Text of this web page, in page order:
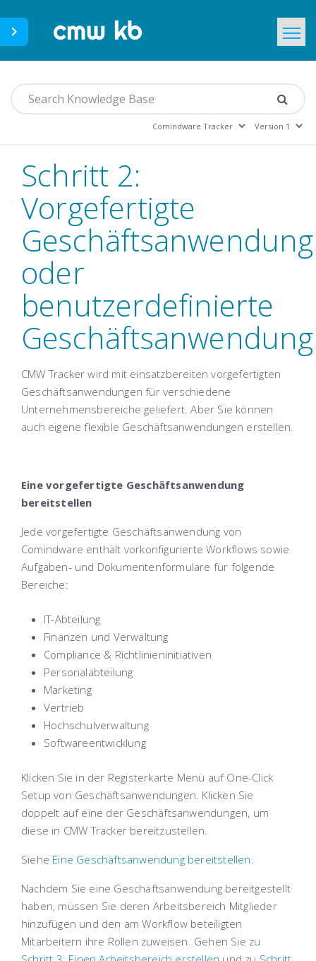
Schritt 2:
Vorgefertigte
Geschäftsanwendung
oder
benutzerdefinierte
Geschäftsanwendung
CMW Tracker wird mit einsatzbereiten vorgefertigten
Geschäftsanwendungen für verschiedene
Unternehmensbereiche geliefert. Aber Sie können
auch eigene flexible Geschäftsanwendungen erstellen.
Eine vorgefertigte Geschäftsanwendung
bereitstellen
Jede vorgefertigte Geschäftsanwendung von
Comindware enthält vorkonfigurierte Workflows sowie
Aufgaben- und Dokumentenformulare für folgende
Bereiche:
IT-Abteilung
Finanzen und Verwaltung
Compliance & Richtlinieninitiativen
Personalabteilung
Marketing
Vertrieb
Hochschulverwaltung
Softwareentwicklung
Klicken Sie in der Registerkarte Menü auf One-Click
Setup von Geschäftsanwendungen. Klicken Sie
doppelt auf eine der Geschäftsanwendungen, um
diese in CMW Tracker bereitzustellen.
Siehe Eine Geschäftsanwendung bereitstellen.
Nachdem Sie eine Geschäftsanwendung bereitgestellt
haben, müssen Sie deren Arbeitsbereich Mitglieder
hinzufügen und den am Workflow beteiligten
Mitarbeitern ihre Rollen zuweisen. Gehen Sie zu